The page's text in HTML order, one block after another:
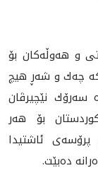
و هه‌وڵه‌كان بۆ
چه‌ك و شه‌ڕ هيچ
سه‌رۆك نێچيرڤان
بۆ هه‌ر
ئاشتيدا
ده‌بێت.